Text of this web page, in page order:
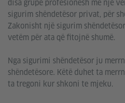
disa grupe profesionesh me një
sigurim shëndetësor privat, për
Zakonisht një sigurim
vetëm për ata që fitojnë shumë.
Nga sigurimi shëndetësor ju
shëndetësore. Këtë duhet ta
ta tregoni kur shkoni te mjeku.